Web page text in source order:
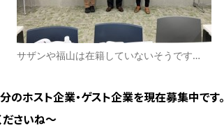
サザンや福山は在籍していないそうです…
のホスト企業・ゲスト企業を現在募集中です。
ださいね～